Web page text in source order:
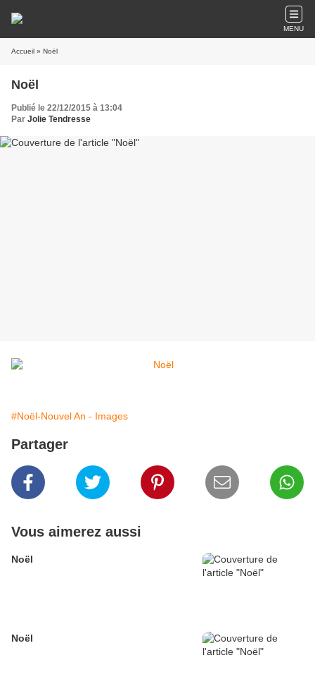
MENU
Accueil » Noël
Noël
Publié le 22/12/2015 à 13:04
Par Jolie Tendresse
#Noël-Nouvel An - Images
Partager
Vous aimerez aussi
Noël
Noël